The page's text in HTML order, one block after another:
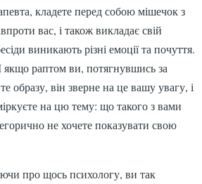
кладете перед собою мішечок з
вас, і також викладає свій
виникають різні емоції та почуття.
якщо раптом ви, потягнувшись за
образу, він зверне на це вашу увагу, і
на цю тему: що такого з вами
не хочете показувати свою
про щось психологу, ви так